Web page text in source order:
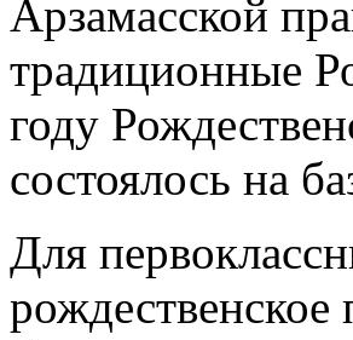
Арзамасской
традиционные
году
состоялось на
Для
рождественское